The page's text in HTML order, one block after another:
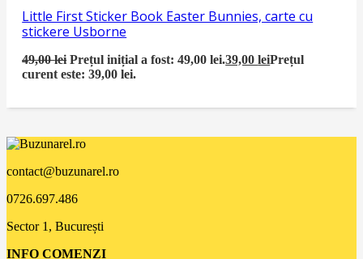
Little First Sticker Book Easter Bunnies, carte cu
stickere Usborne
49,00lei Prețul inițial a fost: 49,00 lei.39,00leiPrețul
curent este: 39,00 lei.
contact@buzunarel.ro
0726.697.486
Sector 1, București
INFO COMENZI